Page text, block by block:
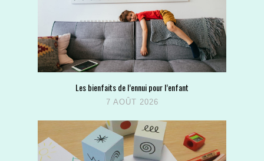
Les bienfaits de l’ennui pour l’enfant
7 AOÛT 2026